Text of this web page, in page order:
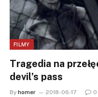
FILMY
Tragedia na
devil’s pass
By homer 2018-06-17 0